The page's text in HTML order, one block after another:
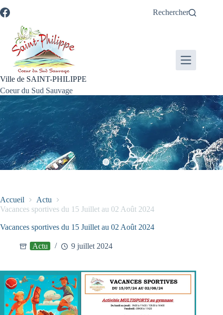
au
au
à
recherche
au
Rechercher
Ville de SAINT-PHILIPPE
Coeur du Sud Sauvage
Accueil
Actu
Vacances sportives du 15 Juillet au 02 Août 2024
Vacances sportives du 15 Juillet au 02 Août 2024
Actu 9 juillet 2024